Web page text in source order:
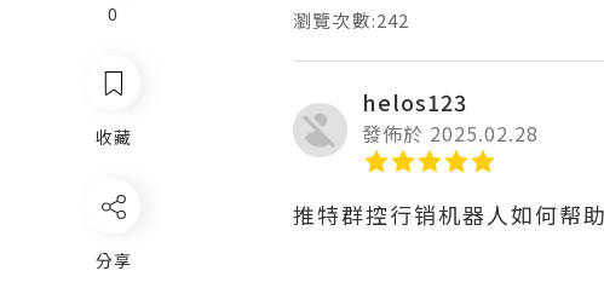
瀏覽次數:242
helos123
發佈於 2025.02.28
推特群控行销机器人如何帮
0
收藏
分享